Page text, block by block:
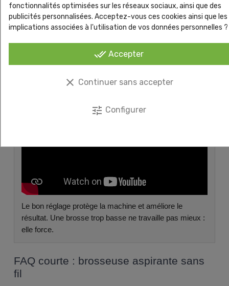
Cette vidéo aide à comprendre la logique de montage et
d'utilisation d'une brosseuse aspirante pour gazon
Vidéo : réglage, panne et bon usage
Le bon réglage protège la machine et améliore le
résultat. Une brosse trop basse ne travaille pas mieux :
elle force.
FAQ courte : brosseuse aspirante sans
fil
fonctionnalités optimisées sur les réseaux sociaux, ainsi que des
publicités personnalisées. Acceptez-vous ces cookies ainsi que les
implications associées à l'utilisation de vos données personnelles ?
done_all Accepter
clear Continuer sans accepter
tune Configurer